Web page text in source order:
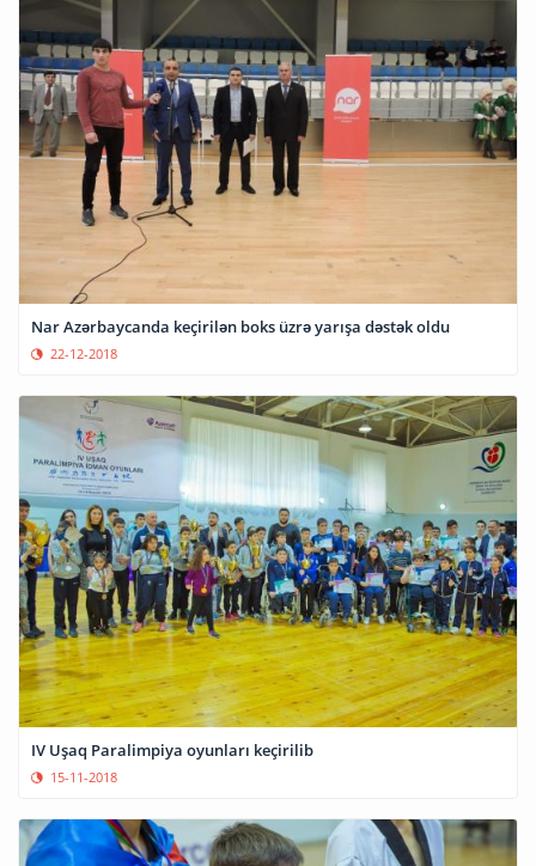
Nar Azərbaycanda keçirilən boks üzrə yarışa dəstək oldu
22-12-2018
IV Uşaq Paralimpiya oyunları keçirilib
15-11-2018